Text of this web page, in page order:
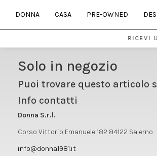
DONNA CASA PRE-OWNED
RICEVI
Solo in negozio
Puoi trovare questo articolo
Info contatti
Donna S.r.l.
Corso Vittorio Emanuele 182 84122 Salerno
info@donna1981.it